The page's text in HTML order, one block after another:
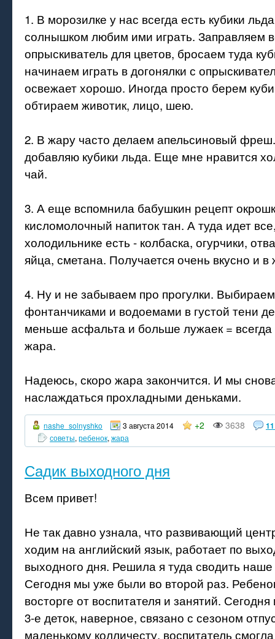
1. В морозилке у нас всегда есть кубики
солнышком любим ими играть. Заправляем
опрыскиватель для цветов, бросаем туда
начинаем играть в догонялки с
освежает хорошо. Иногда просто берем
обтираем животик, лицо, шею.
2. В жару часто делаем апельсиновый
добавляю кубики льда. Еще мне нравится
чай.
3. А еще вспомнила бабушкин рецепт
кисломолочный напиток тан. А туда идет
холодильнике есть - колбаска, огурчики,
яйца, сметана. Получается очень вкусно и
4. Ну и не забываем про прогулки.
фонтанчиками и водоемами в густой тени
меньше асфальта и больше лужаек = всегда
жара.
Надеюсь, скоро жара закончится. И мы
наслаждаться прохладными деньками.
nashe_solnyshko 3 августа 2014 +2 3638
советы, ребенок, жара
Садик выходного дня
Всем привет!
Не так давно узнала, что развивающий
ходим на английский язык, работает по
выходного дня. Решила я туда сводить
Сегодня мы уже были во второй раз.
восторге от воспитателя и занятий.
3-е деток, наверное, связано с сезоном
маленькому колличесту, воспитатель